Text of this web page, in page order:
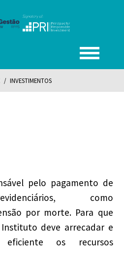
/ INVESTIMENTOS
pelo pagamento de
como
por morte. Para que
deve arrecadar e
os recursos